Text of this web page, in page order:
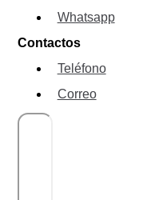
Whatsapp
Contactos
Teléfono
Correo